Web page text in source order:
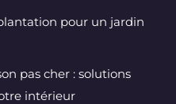
pour un jardin
pas cher : solutions
intérieur